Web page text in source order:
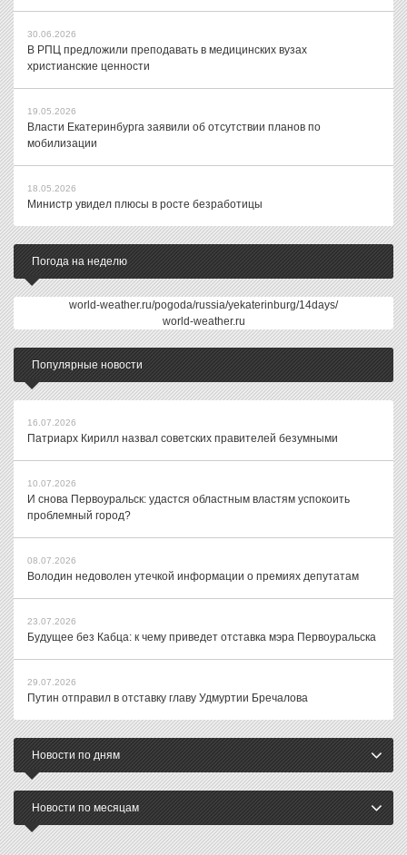
30.06.2026
В РПЦ предложили преподавать в медицинских вузах
христианские ценности
19.05.2026
Власти Екатеринбурга заявили об отсутствии планов по
мобилизации
18.05.2026
Министр увидел плюсы в росте безработицы
Погода на неделю
world-weather.ru/pogoda/russia/yekaterinburg/14days/
world-weather.ru
Популярные новости
16.07.2026
Патриарх Кирилл назвал советских правителей безумными
10.07.2026
И снова Первоуральск: удастся областным властям успокоить
проблемный город?
08.07.2026
Володин недоволен утечкой информации о премиях депутатам
23.07.2026
Будущее без Кабца: к чему приведет отставка мэра Первоуральска
29.07.2026
Путин отправил в отставку главу Удмуртии Бречалова
Новости по дням
Новости по месяцам